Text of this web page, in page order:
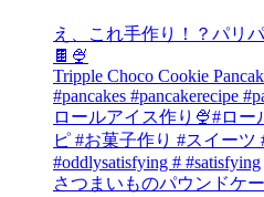
え、これ手作り！？パリ
🍫🍨
Tripple Choco Cookie
#pancakes #pancakerecipe
ロールアイス作り🍨#ロ
ピ #お菓子作り #スイーツ
#oddlysatisfying # #satisfying⁠
さつまいものパウンドケ